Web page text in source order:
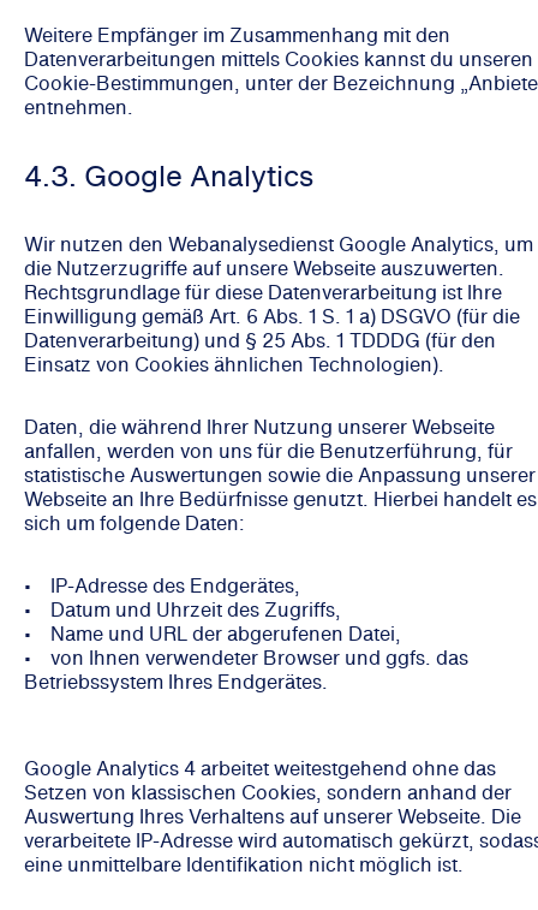
Weitere Empfänger im Zusammenhang mit den
Datenverarbeitungen mittels Cookies kannst du unseren
Cookie-Bestimmungen, unter der Bezeichnung
entnehmen.
4.3. Google Analytics
Wir nutzen den Webanalysedienst Google Analytics, um
die Nutzerzugriffe auf unsere Webseite auszuwerten.
Rechtsgrundlage für diese Datenverarbeitung ist Ihre
Einwilligung gemäß Art. 6 Abs. 1 S. 1 a) DSGVO (für die
Datenverarbeitung) und § 25 Abs. 1 TDDDG (für den
Einsatz von Cookies ähnlichen Technologien).
Daten, die während Ihrer Nutzung unserer Webseite
anfallen, werden von uns für die Benutzerführung, für
statistische Auswertungen sowie die Anpassung unserer
Webseite an Ihre Bedürfnisse genutzt. Hierbei handelt es
sich um folgende Daten:
• IP-Adresse des Endgerätes,
• Datum und Uhrzeit des Zugriffs,
• Name und URL der abgerufenen Datei,
• von Ihnen verwendeter Browser und ggfs. das
Betriebssystem Ihres Endgerätes.
Google Analytics 4 arbeitet weitestgehend ohne das
Setzen von klassischen Cookies, sondern anhand der
Auswertung Ihres Verhaltens auf unserer Webseite. Die
verarbeitete IP-Adresse wird automatisch gekürzt,
eine unmittelbare Identifikation nicht möglich ist.